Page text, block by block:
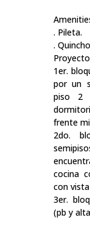
. Pileta.
.
1er.
por un
piso 2
frente
2do.
cocina
con
3er.
(pb y